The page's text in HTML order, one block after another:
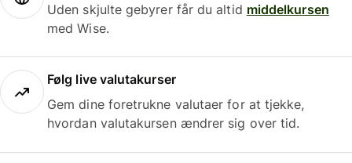
Uden skjulte gebyrer får du altid middelkursen
med Wise.
Følg live valutakurser
Gem dine foretrukne valutaer for at tjekke,
hvordan valutakursen ændrer sig over tid.